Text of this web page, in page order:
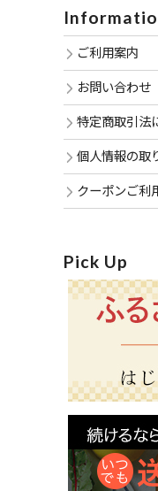
ご利用案内
お問い合わせ
特定商取引法
個人情報の取
クーポンご利
Pick Up